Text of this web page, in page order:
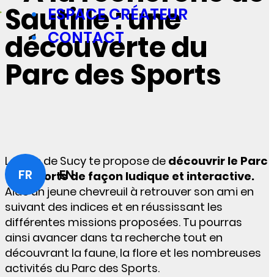
ESPACE CRÉATEUR
CONTACT
FR EN
Sautille : une
découverte du
Parc des Sports
La Ville de Sucy te propose de découvrir le Parc
des Sports de façon ludique et interactive.
Aide un jeune chevreuil à retrouver son ami en
suivant des indices et en réussissant les
différentes missions proposées. Tu pourras
ainsi avancer dans ta recherche tout en
découvrant la faune, la flore et les nombreuses
activités du Parc des Sports.